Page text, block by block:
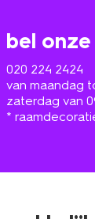
bel
020 224 2424
van maandag
zaterdag van
*